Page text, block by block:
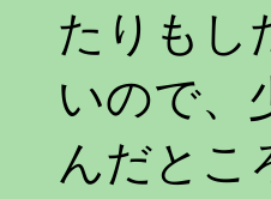
たりもし
いので、
んだとこ